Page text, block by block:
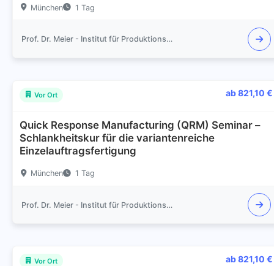
München 1 Tag
Prof. Dr. Meier - Institut für Produktionsmanagement und Logistik
Vor Ort ab 821,10 €
Quick Response Manufacturing (QRM) Seminar –
Schlankheitskur für die variantenreiche
Einzelauftragsfertigung
München 1 Tag
Prof. Dr. Meier - Institut für Produktionsmanagement und Logistik
Vor Ort ab 821,10 €